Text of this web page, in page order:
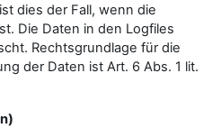
dies der Fall, wenn die
Die Daten in den Logfiles
Rechtsgrundlage für die
der Daten ist Art. 6 Abs. 1 lit.